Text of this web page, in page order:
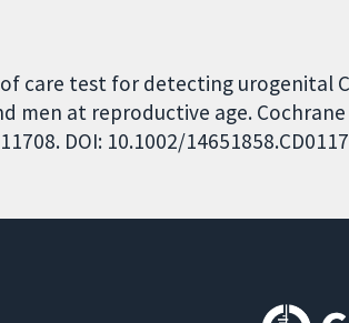
of care test for detecting urogenital
at reproductive age. Cochrane
DOI: 10.1002/